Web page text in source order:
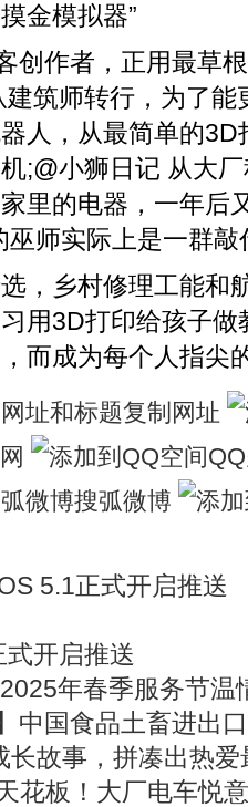
金模拟器”
作者，正用最草
筑师转行，为了能
人，从最简单的3D
;@小狮日记 从大
里的电器，一年后
巫师实际上是一群敲
乡村修理工能和
用3D打印给孩子做
而成为每个人指尖
复制网址
搜弧微博
5.1正式开启推送
开启推送
年春季服务节温
中国食品土畜进出
长故事，拼凑出热
花板！大厂电车悦